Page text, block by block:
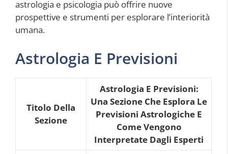
astrologia e psicologia può offrire nuove
prospettive e strumenti per esplorare l’interiorità
umana.
Astrologia E Previsioni
Titolo Della
Sezione
Astrologia E Previsioni:
Una Sezione Che Esplora Le
Previsioni Astrologiche E
Come Vengono
Interpretate Dagli Esperti